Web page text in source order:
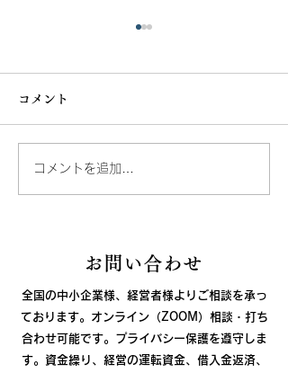
廃棄する原材料の管理に
コメント
コメントを追加…
お問い合わせ
全国の中小企業様、経営者様よりご相談を承っ
ております。オンライン（ZOOM）相談・打ち
合わせ可能です。プライバシー保護を遵守しま
す。資金繰り、経営の運転資金、借入金返済、